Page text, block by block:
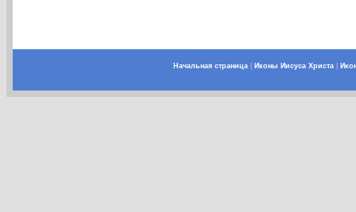
Начальная страница| Иконы Иисуса Христа|